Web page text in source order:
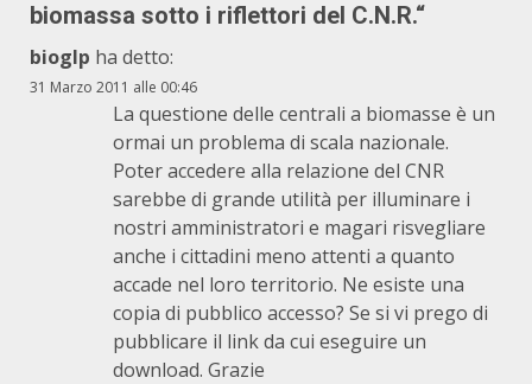
biomassa sotto i riflettori del C.N.R.“
bioglp ha detto:
31 Marzo 2011 alle 00:46
La questione delle centrali a biomasse è un
ormai un problema di scala nazionale.
Poter accedere alla relazione del CNR
sarebbe di grande utilità per illuminare i
nostri amministratori e magari risvegliare
anche i cittadini meno attenti a quanto
accade nel loro territorio. Ne esiste una
copia di pubblico accesso? Se si vi prego di
pubblicare il link da cui eseguire un
download. Grazie